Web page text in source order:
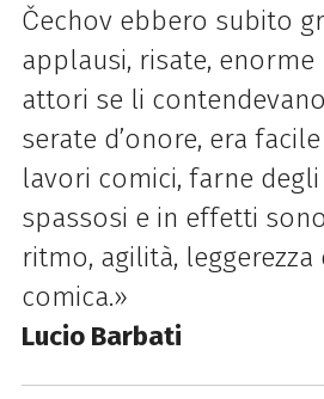
Čechov ebbero subito
applausi, risate,
attori se li
serate d’onore, era
lavori comici, farne
spassosi e in effetti
ritmo, agilità, leggerezza
comica.»
Lucio Barbati